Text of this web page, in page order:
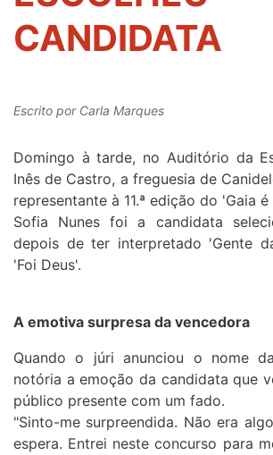
CANDIDATA
Escrito por Carla Marques
Domingo à tarde, no Auditório da
Inês de Castro, a freguesia de
representante à 11.ª edição do 'Gaia é
Sofia Nunes foi a candidata
depois de ter interpretado 'Gente
'Foi Deus'.
A emotiva surpresa da vencedora
Quando o júri anunciou o nome
notória a emoção da candidata que
público presente com um fado.
"Sinto-me surpreendida. Não era
espera. Entrei neste concurso para